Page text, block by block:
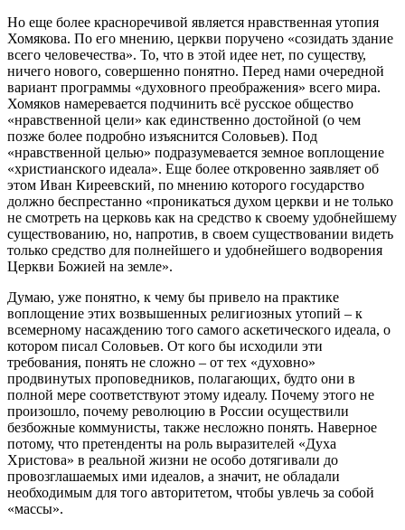
Но еще более красноречивой является нравственная утопия
Хомякова. По его мнению, церкви поручено «созидать здание
всего человечества». То, что в этой идее нет, по существу,
ничего нового, совершенно понятно. Перед нами очередной
вариант программы «духовного преображения» всего мира.
Хомяков намеревается подчинить всё русское общество
«нравственной цели» как единственно достойной (о чем
позже более подробно изъяснится Соловьев). Под
«нравственной целью» подразумевается земное воплощение
«христианского идеала». Еще более откровенно заявляет об
этом Иван Киреевский, по мнению которого государство
должно беспрестанно «проникаться духом церкви и не только
не смотреть на церковь как на средство к своему удобнейшему
существованию, но, напротив, в своем существовании видеть
только средство для полнейшего и удобнейшего водворения
Церкви Божией на земле».
Думаю, уже понятно, к чему бы привело на практике
воплощение этих возвышенных религиозных утопий – к
всемерному насаждению того самого аскетического идеала, о
котором писал Соловьев. От кого бы исходили эти
требования, понять не сложно – от тех «духовно»
продвинутых проповедников, полагающих, будто они в
полной мере соответствуют этому идеалу. Почему этого не
произошло, почему революцию в России осуществили
безбожные коммунисты, также несложно понять. Наверное
потому, что претенденты на роль выразителей «Духа
Христова» в реальной жизни не особо дотягивали до
провозглашаемых ими идеалов, а значит, не обладали
необходимым для того авторитетом, чтобы увлечь за собой
«массы».